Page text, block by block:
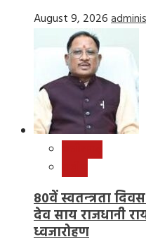
August 9, 2026
80वें स्वतन्त्रता
देव साय राजधानी
ध्वजारोहण